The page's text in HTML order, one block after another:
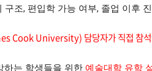
조, 편입학 가능 여부, 졸업 이후
Cook University) 담당자가 직접 참석
하는 학생들을 위한 예술대학 유학